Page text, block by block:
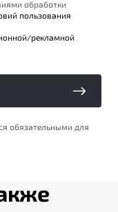
обработки
пользования
рекламной
обязательными для